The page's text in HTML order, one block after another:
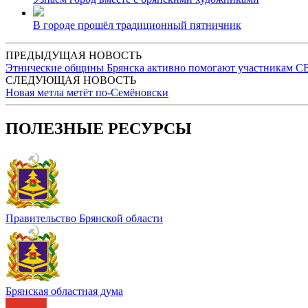
В городе прошёл традиционный пятничник
ПРЕДЫДУЩАЯ НОВОСТЬ
Этнические общины Брянска активно помогают участникам
СЛЕДУЮЩАЯ НОВОСТЬ
Новая метла метёт по-Семёновски
ПОЛЕЗНЫЕ РЕСУРСЫ
Правительство Брянской области
Брянская областная дума